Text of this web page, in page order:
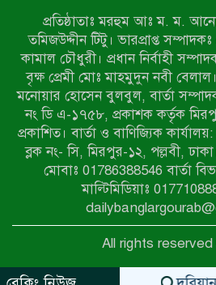
নাটোরের পাটুলে
স্কুলছাত্রের
সেনাবাহিনীর
পুলিশ পরিচয়ে
কারাগারে
বাঘার সাহিন
প্রথম স্থান অর্জন;
তাঁর বহুমুখী
আওয়ামী
বিচারের দাবিতে
মানববন্ধন
প্রতিষ্ঠাতাঃ মরহুম আঃ ম. ম.
তমিজউদ্দীন টিটু। ভারপ্রাপ্ত
কামাল চৌধুরী। প্রধান নির্বাহী
বৃক্ষ প্রেমী মোঃ মাহমুদুন নবী
মনোয়ার হোসেন বুলবুল, বার্তা
নং ডি এ-১৭৫৮, প্রকাশক কর্তৃক
প্রকাশিত। বার্তা ও বাণিজ্যিক
ব্লক নং- সি, মিরপুর-১২, পল্লবী,
মোবাঃ 01786388546 বার্তা
মাল্টিমিডিয়াঃ
All rights